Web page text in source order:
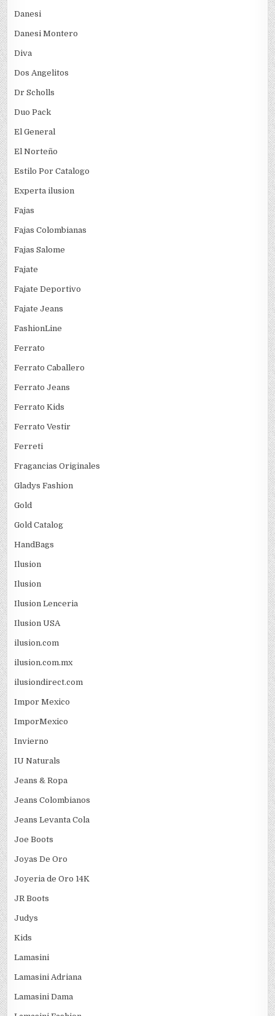
Danesi
Danesi Montero
Diva
Dos Angelitos
Dr Scholls
Duo Pack
El General
El Norteño
Estilo Por Catalogo
Experta ilusion
Fajas
Fajas Colombianas
Fajas Salome
Fajate
Fajate Deportivo
Fajate Jeans
FashionLine
Ferrato
Ferrato Caballero
Ferrato Jeans
Ferrato Kids
Ferrato Vestir
Ferreti
Fragancias Originales
Gladys Fashion
Gold
Gold Catalog
HandBags
Ilusion
Ilusion
Ilusion Lenceria
Ilusion USA
ilusion.com
ilusion.com.mx
ilusiondirect.com
Impor Mexico
ImporMexico
Invierno
IU Naturals
Jeans & Ropa
Jeans Colombianos
Jeans Levanta Cola
Joe Boots
Joyas De Oro
Joyeria de Oro 14K
JR Boots
Judys
Kids
Lamasini
Lamasini Adriana
Lamasini Dama